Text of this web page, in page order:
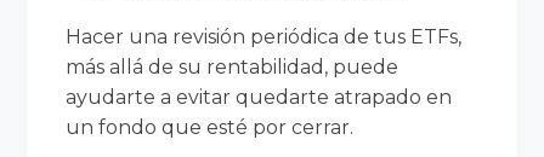
Hacer una revisión periódica de tus ETFs,
más allá de su rentabilidad, puede
ayudarte a evitar quedarte atrapado en
un fondo que esté por cerrar.